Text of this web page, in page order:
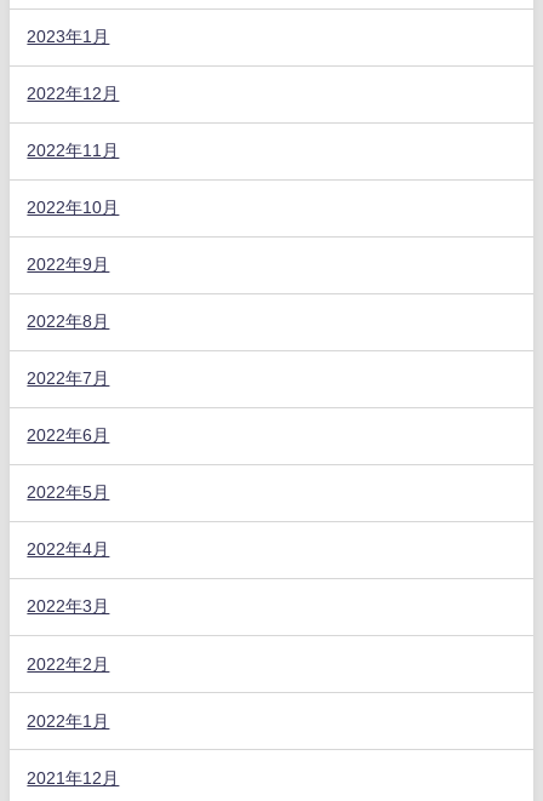
2023年1月
2022年12月
2022年11月
2022年10月
2022年9月
2022年8月
2022年7月
2022年6月
2022年5月
2022年4月
2022年3月
2022年2月
2022年1月
2021年12月